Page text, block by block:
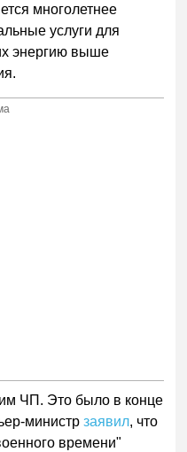
многолетнее
услуги для
энергию выше
ЧП. Это было в конце
министрзаявил, что
времени"